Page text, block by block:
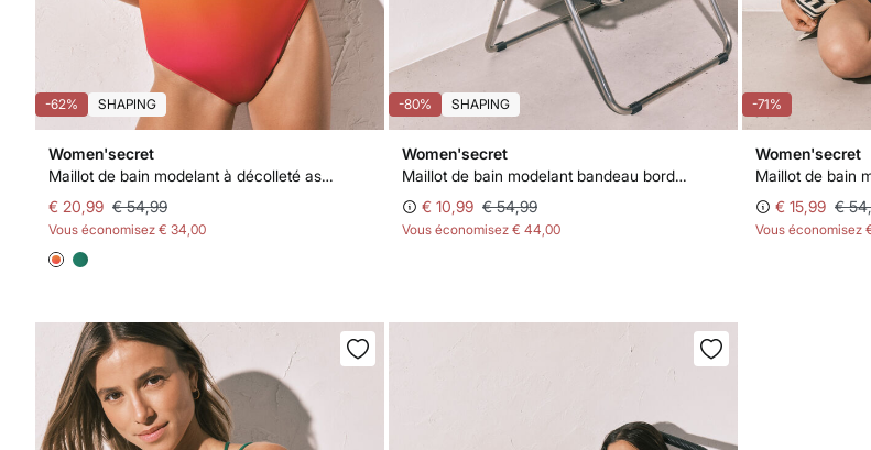
-62% SHAPING
Women'secret
Maillot de bain modelant à décolleté asymétrique imprimé orange
€ 20,99 € 54,99
Vous économisez € 34,00
-80% SHAPING
Women'secret
Maillot de bain modelant bandeau bordeaux
€ 10,99 € 54,99
Vous économisez € 44,00
-71%
Women'secret
€ 15,99 €
Vous économisez